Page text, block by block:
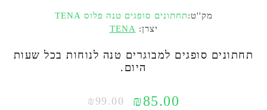
מק''ט:תחתונים סופגים טנה פלוס TENA
יצרן: TENA
תחתונים סופגים למבוגרים טנה לנוחות בכל שעות
היום.
₪85.00
₪99.00